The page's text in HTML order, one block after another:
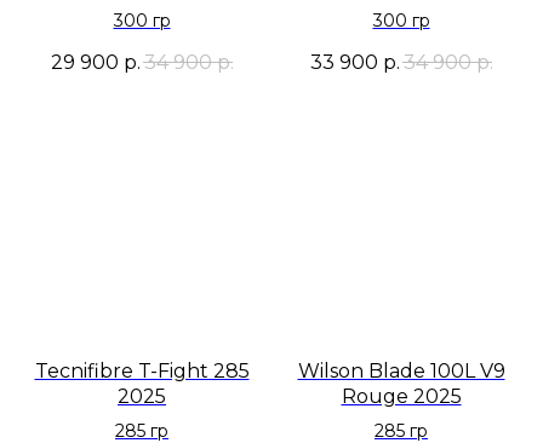
300 гр
29 900 р.34 900 р.
300 гр
33 900 р.34 900 р.
Tecnifibre T-Fight 285
2025
285 гр
Wilson Blade 100L V9
Rouge 2025
285 гр